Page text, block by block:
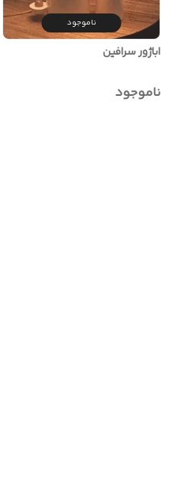
ناموجود
اباژور سرافین
ناموجود